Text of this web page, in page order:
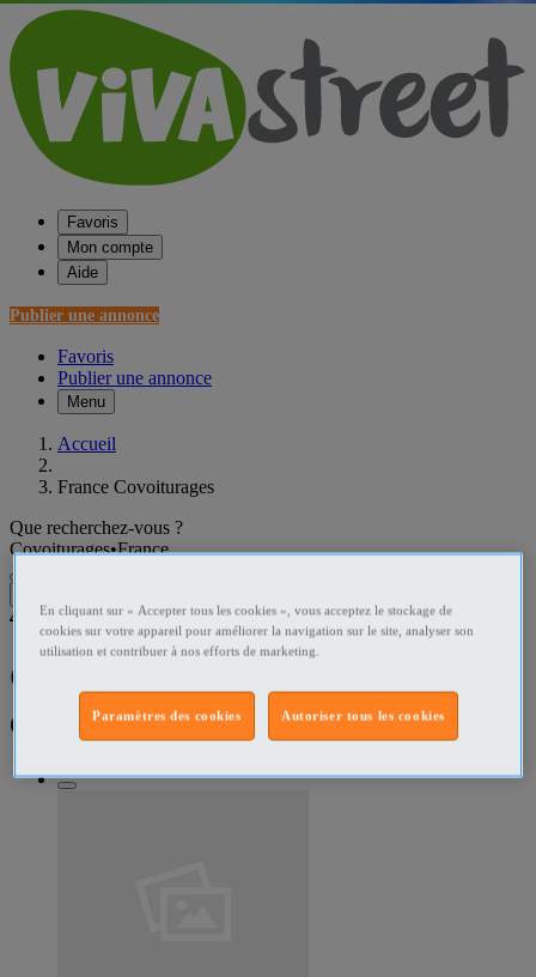
Favoris
Mon compte
Aide
Publier une annonce
Favoris
Publier une annonce
Menu
Accueil
France Covoiturages
Que recherchez-vous ?
Covoiturages•France
4 résultats dans
Covoiturage - Trajet
covoiturage France Annonce
En cliquant sur « Accepter tous les cookies », vous acceptez le stockage de
cookies sur votre appareil pour améliorer la navigation sur le site, analyser son
utilisation et contribuer à nos efforts de marketing.
Autoriser tous les cookies
Paramètres des cookies